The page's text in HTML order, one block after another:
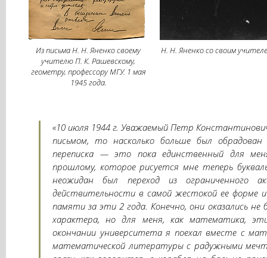
Из письма Н. Н. Яненко своему
учителю П. К. Рашевскому,
геометру, профессору МГУ. 1 мая
1945 года.
Н. Н. Яненко со своим
«10 июля 1944 г. Уважаемый Петр
письмом, то насколько больше был
переписка — это пока единственный для
прошлому, которое рисуется мне теперь
неожидан был переход из ограниченного
действительности в самой жестокой ее форме
памяти за эти 2 года. Конечно, они оказались не
характера, но для меня, как математика,
окончании университета я поехал вместе с
математической литературы с радужными